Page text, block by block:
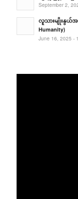
September 2,
လူသားမျိုးနွယ်အ
Humanity)
June 16, 2025 -